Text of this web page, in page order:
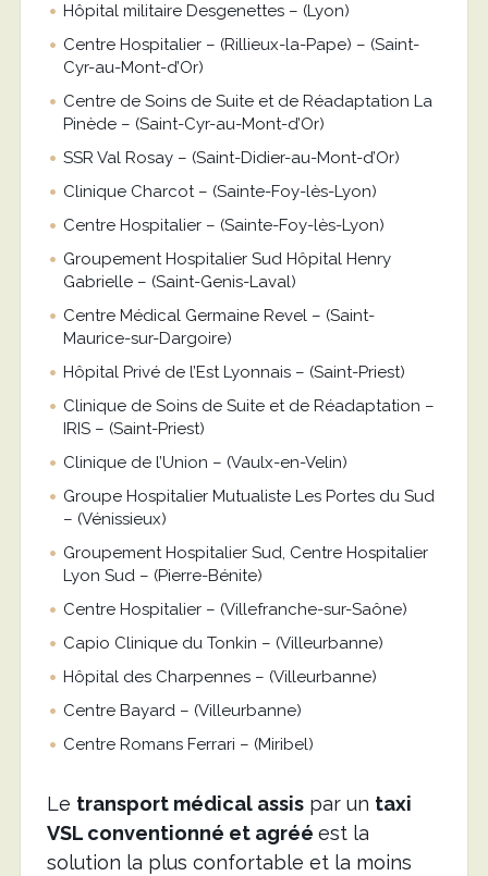
Hôpital militaire Desgenettes – (Lyon)
Centre Hospitalier – (Rillieux-la-Pape) – (Saint-
Cyr-au-Mont-d’Or)
Centre de Soins de Suite et de Réadaptation La
Pinède – (Saint-Cyr-au-Mont-d’Or)
SSR Val Rosay – (Saint-Didier-au-Mont-d’Or)
Clinique Charcot – (Sainte-Foy-lès-Lyon)
Centre Hospitalier – (Sainte-Foy-lès-Lyon)
Groupement Hospitalier Sud Hôpital Henry
Gabrielle – (Saint-Genis-Laval)
Centre Médical Germaine Revel – (Saint-
Maurice-sur-Dargoire)
Hôpital Privé de l’Est Lyonnais – (Saint-Priest)
Clinique de Soins de Suite et de Réadaptation –
IRIS – (Saint-Priest)
Clinique de l’Union – (Vaulx-en-Velin)
Groupe Hospitalier Mutualiste Les Portes du Sud
– (Vénissieux)
Groupement Hospitalier Sud, Centre Hospitalier
Lyon Sud – (Pierre-Bénite)
Centre Hospitalier – (Villefranche-sur-Saône)
Capio Clinique du Tonkin – (Villeurbanne)
Hôpital des Charpennes – (Villeurbanne)
Centre Bayard – (Villeurbanne)
Centre Romans Ferrari – (Miribel)
Le transport médical assispar un taxi
VSL conventionné et agréé est la
solution la plus confortable et la moins